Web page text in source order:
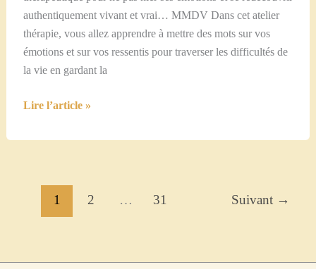
authentiquement vivant et vrai… MMDV Dans cet atelier
thérapie, vous allez apprendre à mettre des mots sur vos
émotions et sur vos ressentis pour traverser les difficultés de
la vie en gardant la
Mots
:
vous
Lire l’article »
1 2 … 31 Suivant →